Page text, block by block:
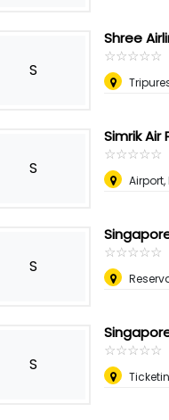
S
Shree
☆☆☆☆☆
★★★★★
S
Simrik Air
☆☆☆☆☆
★★★★★
S
☆☆☆☆☆
★★★★★
S
☆☆☆☆☆
★★★★★